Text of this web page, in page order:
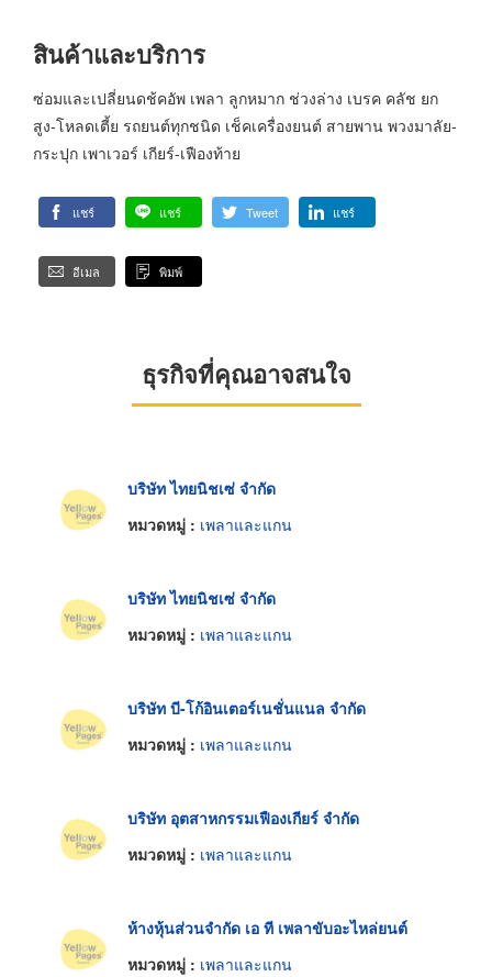
สินค้าและบริการ
ซ่อมและเปลี่ยนดช้คอัพ เพลา ลูกหมาก ช่วงล่าง เบรค คลัช ยก
สูง-โหลดเตี้ย รถยนต์ทุกชนิด เช็คเครื่องยนต์ สายพาน พวงมาลัย-
กระปุก เพาเวอร์ เกียร์-เฟืองท้าย
แชร์ แชร์ Tweet แชร์
อีเมล พิมพ์
ธุรกิจที่คุณอาจสนใจ
บริษัท ไทยนิชเซ่ จำกัด
หมวดหมู่ : เพลาและแกน
บริษัท ไทยนิชเซ่ จำกัด
หมวดหมู่ : เพลาและแกน
บริษัท บี-โก้อินเตอร์เนชั่นแนล จำกัด
หมวดหมู่ : เพลาและแกน
บริษัท อุตสาหกรรมเฟืองเกียร์ จำกัด
หมวดหมู่ : เพลาและแกน
ห้างหุ้นส่วนจำกัด เอ ที เพลาขับอะไหล่ยนต์
หมวดหมู่ : เพลาและแกน